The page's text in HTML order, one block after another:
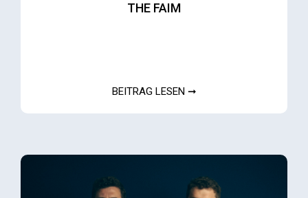
THE FAIM
BEITRAG LESEN ➞